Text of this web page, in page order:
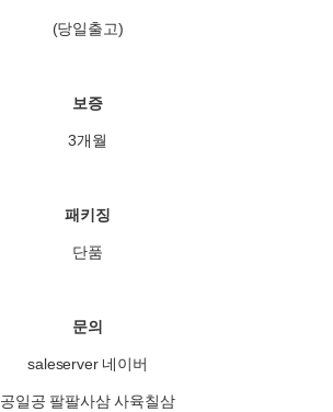
(당일출고)
보증
3개월
패키징
단품
문의
saleserver 네이버
공일공 팔팔사삼 사육칠삼